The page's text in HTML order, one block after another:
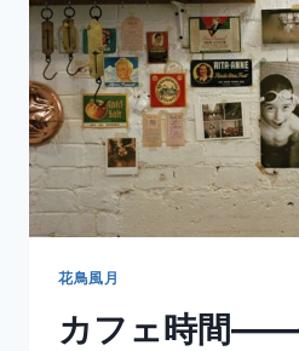
花鳥風月
カフェ時間——